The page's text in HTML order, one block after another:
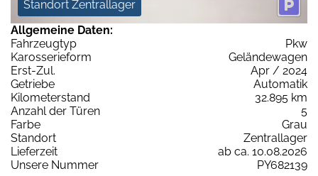
Standort Zentrallager
Allgemeine Daten:
Fahrzeugtyp
Pkw
Karosserieform
Geländewagen
Erst-Zul.
Apr / 2024
Getriebe
Automatik
Kilometerstand
32.895 km
Anzahl der Türen
5
Farbe
Grau
Standort
Zentrallager
Lieferzeit
ab ca. 10.08.2026
Unsere Nummer
PY682139